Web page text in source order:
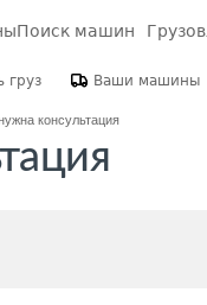
Поиск машин
груз Ваши машины
консультация